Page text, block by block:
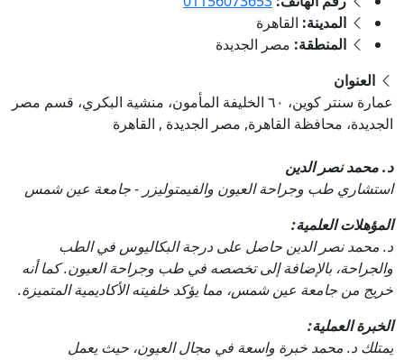
المدينة: القاهرة
المنطقة: مصر الجديدة
العنوان
‎عمارة سنتر كوين، ٦٠ الخليفة المأمون، منشية البكري، قسم مصر
الجديدة، محافظة القاهرة, مصر الجديدة , القاهرة
د. محمد نصر الدين
استشاري طب وجراحة العيون والفيمتوليزر - جامعة عين شمس
المؤهلات العلمية:
د. محمد نصر الدين حاصل على درجة البكاليوس في الطب
والجراحة، بالإضافة إلى تخصصه في طب وجراحة العيون. كما أنه
خريج من جامعة عين شمس، مما يؤكد خلفيته الأكاديمية المتميزة.
الخبرة العملية:
يمتلك د. محمد خبرة واسعة في مجال العيون، حيث يعمل